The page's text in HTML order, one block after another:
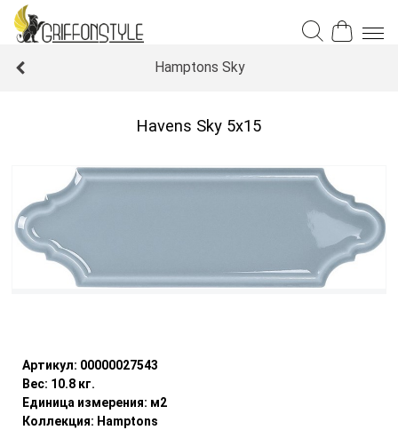
Hamptons Sky
Havens Sky 5x15
Артикул: 00000027543
Вес: 10.8 кг.
Единица измерения: м2
Коллекция: Hamptons